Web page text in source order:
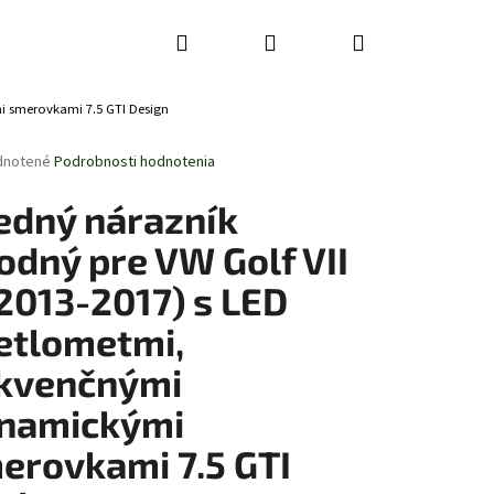
Hľadať PrihlásenieNákupný
smerovkami 7.5 GTI Design
Podrobnosti hodnotenia
nárazník
pre VW Golf VII
2017) s LED
7.5 GTI